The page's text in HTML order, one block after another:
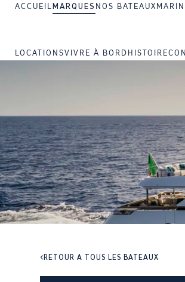
RETOUR À TOUS LES BATEAUX
ACCUEIL MARQUES NOS BATEAUX
LOCATIONSVIVRE À BORD HISTOIRE